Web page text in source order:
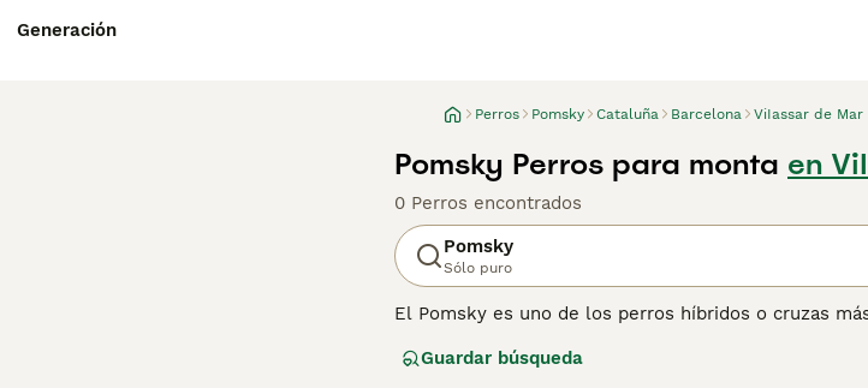
Generación
Perros Pomsky Cataluña Barcelona ViIassar de Mar
Pomsky Perros para monta en
0 Perros encontrados
Pomsky
Sólo puro
El Pomsky es uno de los perros híbridos o cruzas
Siberiano con un Pomerania, y estos encantadores
Guardar búsqueda